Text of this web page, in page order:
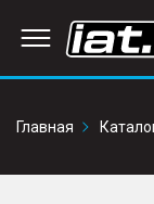
Главная